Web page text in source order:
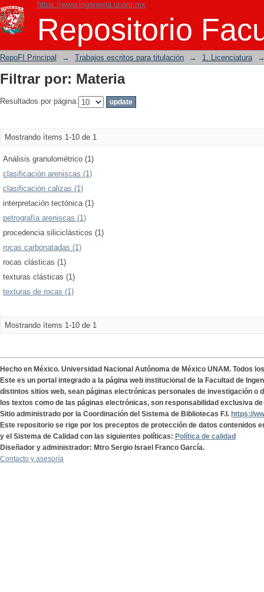
https://www.ingenieria.unam.mx
Repositorio
Filtrar por: Materia
RepoFI Principal → Trabajos escritos para titulación → 1. Licenciatura
Filtrar por: Materia
Resultados por página:
Mostrando ítems 1-10 de 1
Análisis granulométrico (1)
clasificación areniscas (1)
clasificación calizas (1)
interpretación tectónica (1)
petrografía areniscas (1)
procedencia siliciclásticos (1)
rocas carbonatadas (1)
rocas clásticas (1)
texturas clásticas (1)
texturas de rocas (1)
Mostrando ítems 1-10 de 1
Hecho en México. Universidad Nacional Autónoma de México UNAM. Todos
Este es un portal integrado a la página web institucional de la Facultad de
distintos sitios web, sean páginas electrónicas personales de investigación o
los textos como de las páginas electrónicas, son responsabilidad exclusiva
Sitio administrado por la Coordinación del Sistema de Bibliotecas F.I. https://
Este repositorio se rige por los preceptos de protección de datos contenidos
y el Sistema de Calidad con las siguientes políticas: Política de calidad
Diseñador y administrador: Mtro Sergio Israel Franco García.
Contacto y asesoría